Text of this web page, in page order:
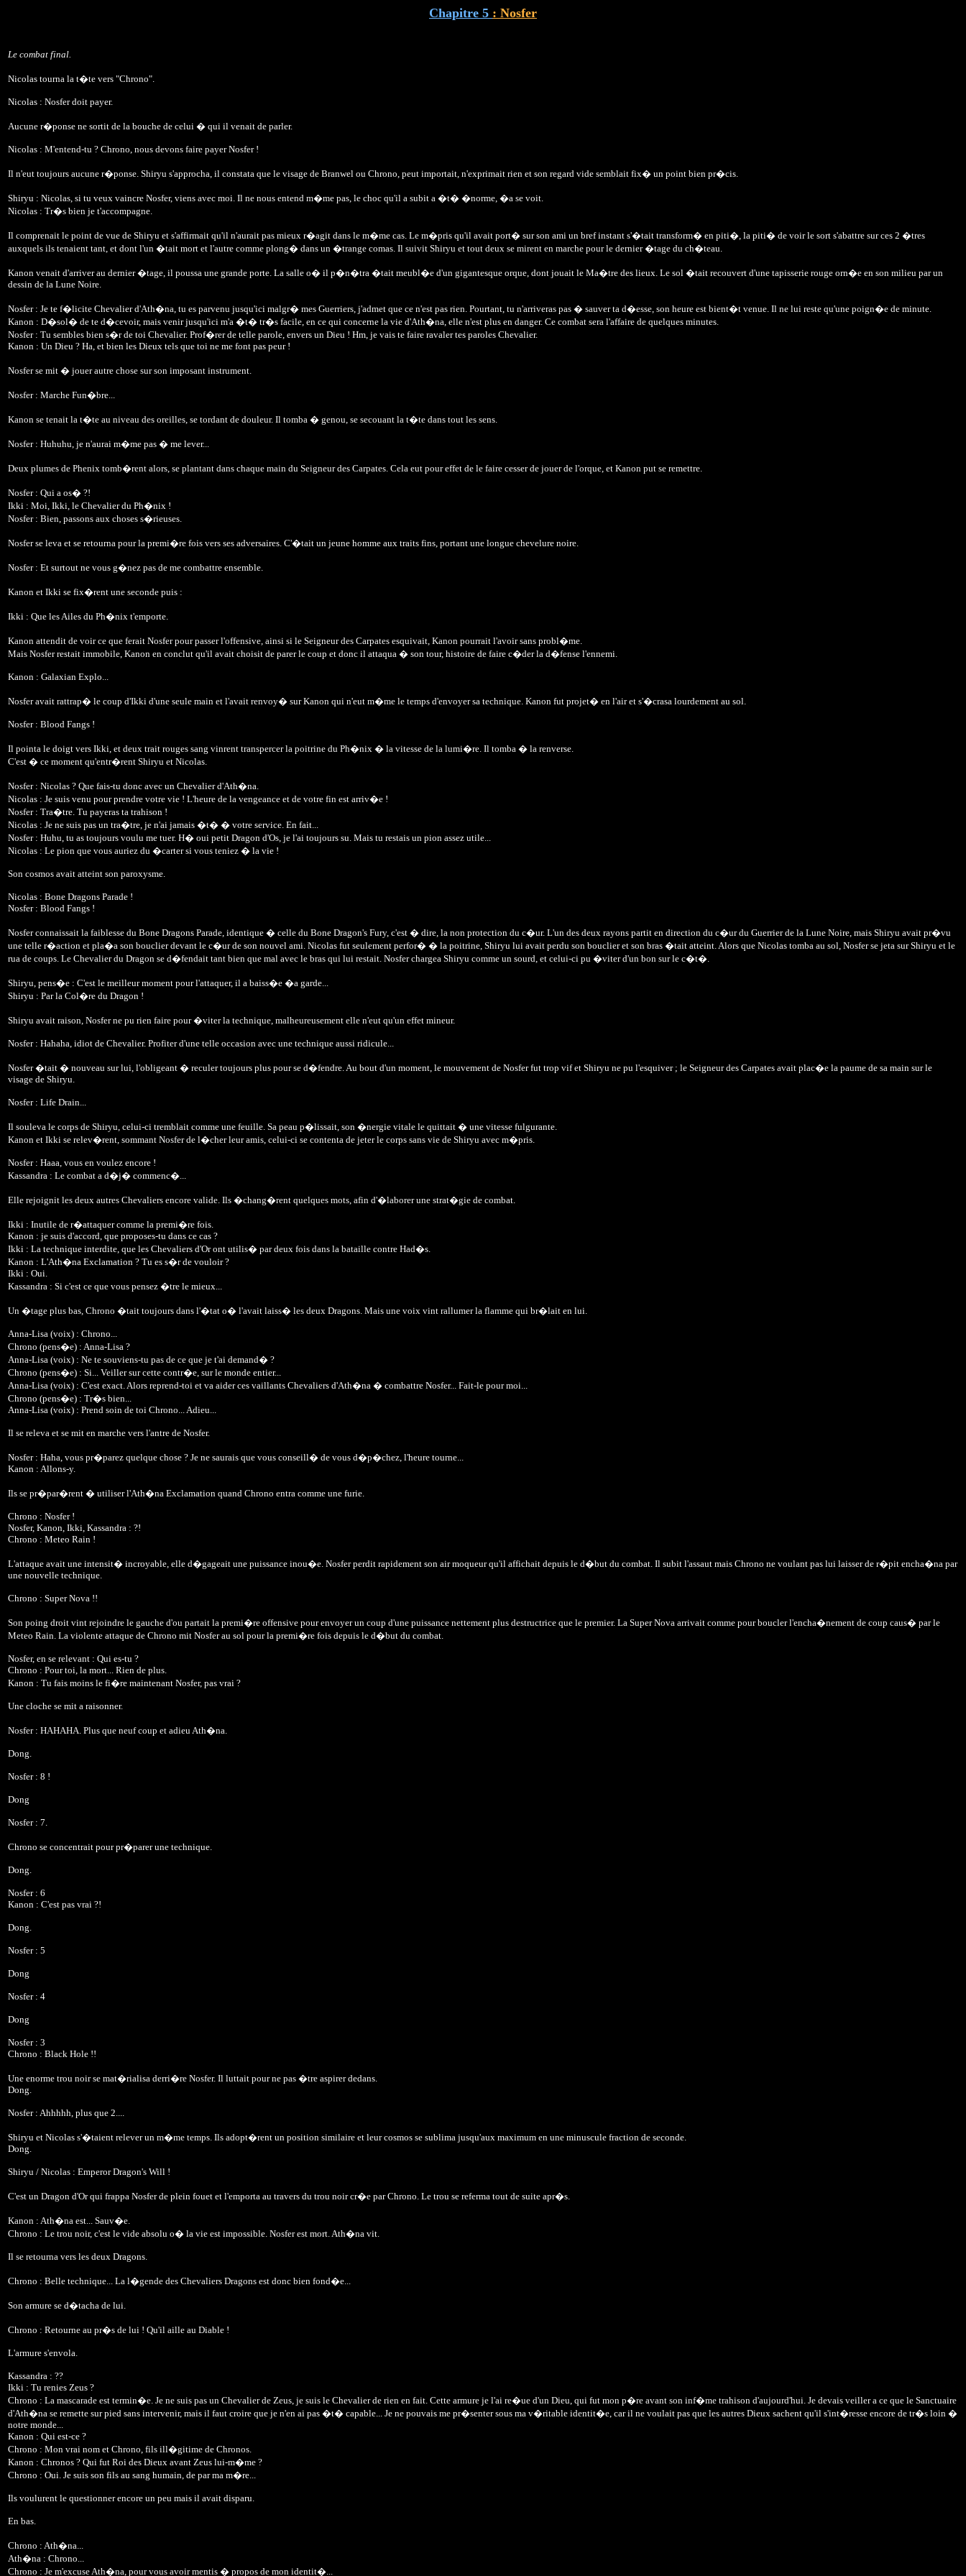
Chapitre 5 : Nosfer
Le combat final.
Nicolas tourna la t�te vers "Chrono".
Nicolas : Nosfer doit payer.
Aucune r�ponse ne sortit de la bouche de celui � qui il venait de parler.
Nicolas : M'entend-tu ? Chrono, nous devons faire payer Nosfer !
Il n'eut toujours aucune r�ponse. Shiryu s'approcha, il constata que le visage de Branwel ou Chrono, peut importait, n'exprimait rien et son regard vide semblait fix� un point bien pr�cis.
Shiryu : Nicolas, si tu veux vaincre Nosfer, viens avec moi. Il ne nous entend m�me pas, le choc qu'il a subit a �t� �norme, �a se voit.
Nicolas : Tr�s bien je t'accompagne.
Il comprenait le point de vue de Shiryu et s'affirmait qu'il n'aurait pas mieux r�agit dans le m�me cas. Le m�pris qu'il avait port� sur son ami un bref instant s'�tait transform� en piti�, la piti� de voir le sort s'abattre sur ces 2 �tres
auxquels ils tenaient tant, et dont l'un �tait mort et l'autre comme plong� dans un �trange comas. Il suivit Shiryu et tout deux se mirent en marche pour le dernier �tage du ch�teau.
Kanon venait d'arriver au dernier �tage, il poussa une grande porte. La salle o� il p�n�tra �tait meubl�e d'un gigantesque orque, dont jouait le Ma�tre des lieux. Le sol �tait recouvert d'une tapisserie rouge orn�e en son milieu par un
dessin de la Lune Noire.
Nosfer : Je te f�licite Chevalier d'Ath�na, tu es parvenu jusqu'ici malgr� mes Guerriers, j'admet que ce n'est pas rien. Pourtant, tu n'arriveras pas � sauver ta d�esse, son heure est bient�t venue. Il ne lui reste qu'une poign�e de minute.
Kanon : D�sol� de te d�cevoir, mais venir jusqu'ici m'a �t� tr�s facile, en ce qui concerne la vie d'Ath�na, elle n'est plus en danger. Ce combat sera l'affaire de quelques minutes.
Nosfer : Tu sembles bien s�r de toi Chevalier. Prof�rer de telle parole, envers un Dieu ! Hm, je vais te faire ravaler tes paroles Chevalier.
Kanon : Un Dieu ? Ha, et bien les Dieux tels que toi ne me font pas peur !
Nosfer se mit � jouer autre chose sur son imposant instrument.
Nosfer : Marche Fun�bre...
Kanon se tenait la t�te au niveau des oreilles, se tordant de douleur. Il tomba � genou, se secouant la t�te dans tout les sens.
Nosfer : Huhuhu, je n'aurai m�me pas � me lever...
Deux plumes de Phenix tomb�rent alors, se plantant dans chaque main du Seigneur des Carpates. Cela eut pour effet de le faire cesser de jouer de l'orque, et Kanon put se remettre.
Nosfer : Qui a os� ?!
Ikki : Moi, Ikki, le Chevalier du Ph�nix !
Nosfer : Bien, passons aux choses s�rieuses.
Nosfer se leva et se retourna pour la premi�re fois vers ses adversaires. C'�tait un jeune homme aux traits fins, portant une longue chevelure noire.
Nosfer : Et surtout ne vous g�nez pas de me combattre ensemble.
Kanon et Ikki se fix�rent une seconde puis :
Ikki : Que les Ailes du Ph�nix t'emporte.
Kanon attendit de voir ce que ferait Nosfer pour passer l'offensive, ainsi si le Seigneur des Carpates esquivait, Kanon pourrait l'avoir sans probl�me.
Mais Nosfer restait immobile, Kanon en conclut qu'il avait choisit de parer le coup et donc il attaqua � son tour, histoire de faire c�der la d�fense l'ennemi.
Kanon : Galaxian Explo...
Nosfer avait rattrap� le coup d'Ikki d'une seule main et l'avait renvoy� sur Kanon qui n'eut m�me le temps d'envoyer sa technique. Kanon fut projet� en l'air et s'�crasa lourdement au sol.
Nosfer : Blood Fangs !
Il pointa le doigt vers Ikki, et deux trait rouges sang vinrent transpercer la poitrine du Ph�nix � la vitesse de la lumi�re. Il tomba � la renverse.
C'est � ce moment qu'entr�rent Shiryu et Nicolas.
Nosfer : Nicolas ? Que fais-tu donc avec un Chevalier d'Ath�na.
Nicolas : Je suis venu pour prendre votre vie ! L'heure de la vengeance et de votre fin est arriv�e !
Nosfer : Tra�tre. Tu payeras ta trahison !
Nicolas : Je ne suis pas un tra�tre, je n'ai jamais �t� � votre service. En fait...
Nosfer : Huhu, tu as toujours voulu me tuer. H� oui petit Dragon d'Os, je l'ai toujours su. Mais tu restais un pion assez utile...
Nicolas : Le pion que vous auriez du �carter si vous teniez � la vie !
Son cosmos avait atteint son paroxysme.
Nicolas : Bone Dragons Parade !
Nosfer : Blood Fangs !
Nosfer connaissait la faiblesse du Bone Dragons Parade, identique � celle du Bone Dragon's Fury, c'est � dire, la non protection du c�ur. L'un des deux rayons partit en direction du c�ur du Guerrier de la Lune Noire, mais Shiryu avait pr�vu
une telle r�action et pla�a son bouclier devant le c�ur de son nouvel ami. Nicolas fut seulement perfor� � la poitrine, Shiryu lui avait perdu son bouclier et son bras �tait atteint. Alors que Nicolas tomba au sol, Nosfer se jeta sur Shiryu et le
rua de coups. Le Chevalier du Dragon se d�fendait tant bien que mal avec le bras qui lui restait. Nosfer chargea Shiryu comme un sourd, et celui-ci pu �viter d'un bon sur le c�t�.
Shiryu, pens�e : C'est le meilleur moment pour l'attaquer, il a baiss�e �a garde...
Shiryu : Par la Col�re du Dragon !
Shiryu avait raison, Nosfer ne pu rien faire pour �viter la technique, malheureusement elle n'eut qu'un effet mineur.
Nosfer : Hahaha, idiot de Chevalier. Profiter d'une telle occasion avec une technique aussi ridicule...
Nosfer �tait � nouveau sur lui, l'obligeant � reculer toujours plus pour se d�fendre. Au bout d'un moment, le mouvement de Nosfer fut trop vif et Shiryu ne pu l'esquiver ; le Seigneur des Carpates avait plac�e la paume de sa main sur le
visage de Shiryu.
Nosfer : Life Drain...
Il souleva le corps de Shiryu, celui-ci tremblait comme une feuille. Sa peau p�lissait, son �nergie vitale le quittait � une vitesse fulgurante.
Kanon et Ikki se relev�rent, sommant Nosfer de l�cher leur amis, celui-ci se contenta de jeter le corps sans vie de Shiryu avec m�pris.
Nosfer : Haaa, vous en voulez encore !
Kassandra : Le combat a d�j� commenc�...
Elle rejoignit les deux autres Chevaliers encore valide. Ils �chang�rent quelques mots, afin d'�laborer une strat�gie de combat.
Ikki : Inutile de r�attaquer comme la premi�re fois.
Kanon : je suis d'accord, que proposes-tu dans ce cas ?
Ikki : La technique interdite, que les Chevaliers d'Or ont utilis� par deux fois dans la bataille contre Had�s.
Kanon : L'Ath�na Exclamation ? Tu es s�r de vouloir ?
Ikki : Oui.
Kassandra : Si c'est ce que vous pensez �tre le mieux...
Un �tage plus bas, Chrono �tait toujours dans l'�tat o� l'avait laiss� les deux Dragons. Mais une voix vint rallumer la flamme qui br�lait en lui.
Anna-Lisa (voix) : Chrono...
Chrono (pens�e) : Anna-Lisa ?
Anna-Lisa (voix) : Ne te souviens-tu pas de ce que je t'ai demand� ?
Chrono (pens�e) : Si... Veiller sur cette contr�e, sur le monde entier...
Anna-Lisa (voix) : C'est exact. Alors reprend-toi et va aider ces vaillants Chevaliers d'Ath�na � combattre Nosfer... Fait-le pour moi...
Chrono (pens�e) : Tr�s bien...
Anna-Lisa (voix) : Prend soin de toi Chrono... Adieu...
Il se releva et se mit en marche vers l'antre de Nosfer.
Nosfer : Haha, vous pr�parez quelque chose ? Je ne saurais que vous conseill� de vous d�p�chez, l'heure tourne...
Kanon : Allons-y.
Ils se pr�par�rent � utiliser l'Ath�na Exclamation quand Chrono entra comme une furie.
Chrono : Nosfer !
Nosfer, Kanon, Ikki, Kassandra : ?!
Chrono : Meteo Rain !
L'attaque avait une intensit� incroyable, elle d�gageait une puissance inou�e. Nosfer perdit rapidement son air moqueur qu'il affichait depuis le d�but du combat. Il subit l'assaut mais Chrono ne voulant pas lui laisser de r�pit encha�na par
une nouvelle technique.
Chrono : Super Nova !!
Son poing droit vint rejoindre le gauche d'ou partait la premi�re offensive pour envoyer un coup d'une puissance nettement plus destructrice que le premier. La Super Nova arrivait comme pour boucler l'encha�nement de coup caus� par le
Meteo Rain. La violente attaque de Chrono mit Nosfer au sol pour la premi�re fois depuis le d�but du combat.
Nosfer, en se relevant : Qui es-tu ?
Chrono : Pour toi, la mort... Rien de plus.
Kanon : Tu fais moins le fi�re maintenant Nosfer, pas vrai ?
Une cloche se mit a raisonner.
Nosfer : HAHAHA. Plus que neuf coup et adieu Ath�na.
Dong.
Nosfer : 8 !
Dong
Nosfer : 7.
Chrono se concentrait pour pr�parer une technique.
Dong.
Nosfer : 6
Kanon : C'est pas vrai ?!
Dong.
Nosfer : 5
Dong
Nosfer : 4
Dong
Nosfer : 3
Chrono : Black Hole !!
Une enorme trou noir se mat�rialisa derri�re Nosfer. Il luttait pour ne pas �tre aspirer dedans.
Dong.
Nosfer : Ahhhhh, plus que 2....
Shiryu et Nicolas s'�taient relever un m�me temps. Ils adopt�rent un position similaire et leur cosmos se sublima jusqu'aux maximum en une minuscule fraction de seconde.
Dong.
Shiryu / Nicolas : Emperor Dragon's Will !
C'est un Dragon d'Or qui frappa Nosfer de plein fouet et l'emporta au travers du trou noir cr�e par Chrono. Le trou se referma tout de suite apr�s.
Kanon : Ath�na est... Sauv�e.
Chrono : Le trou noir, c'est le vide absolu o� la vie est impossible. Nosfer est mort. Ath�na vit.
Il se retourna vers les deux Dragons.
Chrono : Belle technique... La l�gende des Chevaliers Dragons est donc bien fond�e...
Son armure se d�tacha de lui.
Chrono : Retourne au pr�s de lui ! Qu'il aille au Diable !
L'armure s'envola.
Kassandra : ??
Ikki : Tu renies Zeus ?
Chrono : La mascarade est termin�e. Je ne suis pas un Chevalier de Zeus, je suis le Chevalier de rien en fait. Cette armure je l'ai re�ue d'un Dieu, qui fut mon p�re avant son inf�me trahison d'aujourd'hui. Je devais veiller a ce que le Sanctuaire
d'Ath�na se remette sur pied sans intervenir, mais il faut croire que je n'en ai pas �t� capable... Je ne pouvais me pr�senter sous ma v�ritable identit�e, car il ne voulait pas que les autres Dieux sachent qu'il s'int�resse encore de tr�s loin �
notre monde...
Kanon : Qui est-ce ?
Chrono : Mon vrai nom et Chrono, fils ill�gitime de Chronos.
Kanon : Chronos ? Qui fut Roi des Dieux avant Zeus lui-m�me ?
Chrono : Oui. Je suis son fils au sang humain, de par ma m�re...
Ils voulurent le questionner encore un peu mais il avait disparu.
En bas.
Chrono : Ath�na...
Ath�na : Chrono...
Chrono : Je m'excuse Ath�na, pour vous avoir mentis � propos de mon identit�...